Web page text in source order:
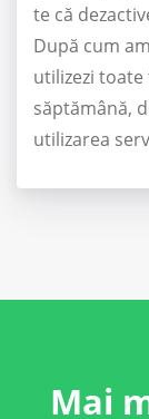
te că
După cum
utilizezi
săptămână,
utilizarea
Mai